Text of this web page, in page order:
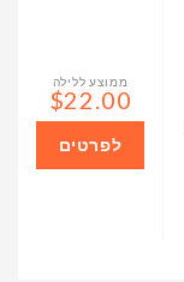
ממוצע ללילה
$22.00
לפרטים